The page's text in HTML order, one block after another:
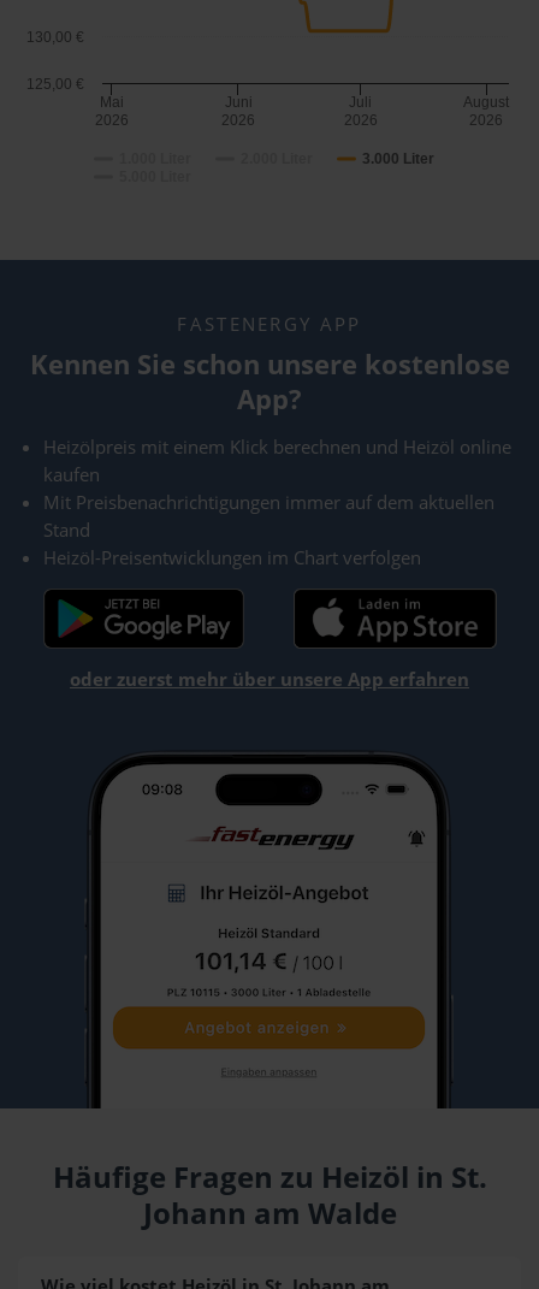
3.000 Liter
Mai
2026
Juni
2026
Juli
2026
August
2026
125,00 €
130,00 €
FASTENERGY APP
Kennen Sie schon unsere kostenlose
App?
Heizölpreis mit einem Klick berechnen und Heizöl online
kaufen
Mit Preisbenachrichtigungen immer auf dem aktuellen
Stand
Heizöl-Preisentwicklungen im Chart verfolgen
oder zuerst mehr über unsere App erfahren
Häufige Fragen zu Heizöl in St.
Johann am Walde